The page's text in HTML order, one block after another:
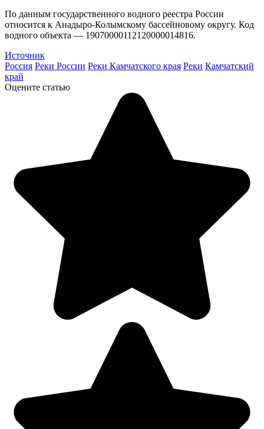
По данным государственного водного реестра России
относится к Анадыро-Колымскому бассейновому округу. Код
водного объекта — 19070000112120000014816.
Источник
Россия Реки России Реки Камчатского края Реки Камчатский
край
Оцените статью